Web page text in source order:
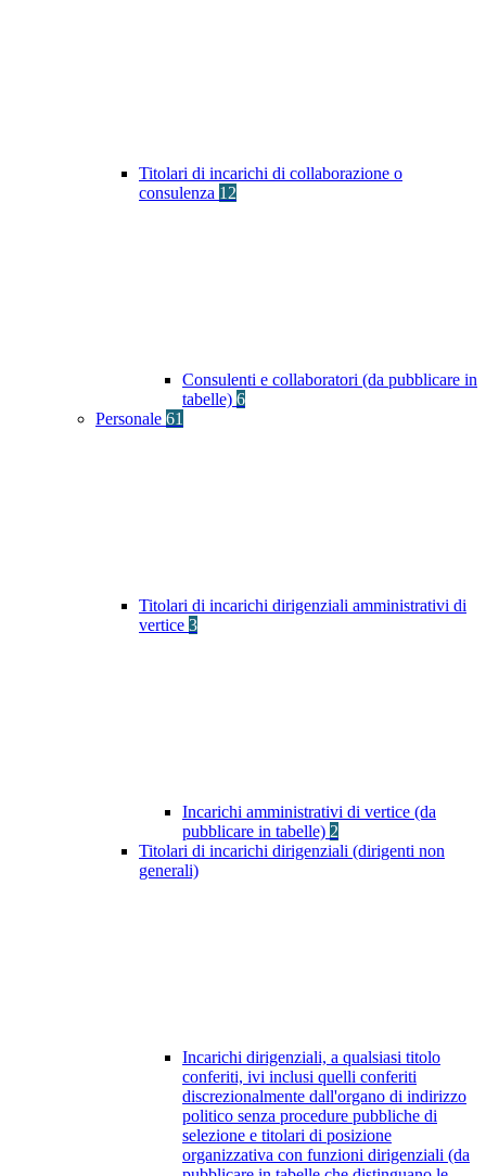
Titolari di incarichi di collaborazione o
consulenza 12
Consulenti e collaboratori (da pubblicare in
tabelle) 6
Personale 61
Titolari di incarichi dirigenziali amministrativi di
vertice 3
Incarichi amministrativi di vertice (da
pubblicare in tabelle) 2
Titolari di incarichi dirigenziali (dirigenti non
generali)
Incarichi dirigenziali, a qualsiasi titolo
conferiti, ivi inclusi quelli conferiti
discrezionalmente dall'organo di indirizzo
politico senza procedure pubbliche di
selezione e titolari di posizione
organizzativa con funzioni dirigenziali (da